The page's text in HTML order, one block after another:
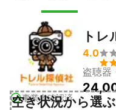
事業者確認済
トレ
4.0
盗聴器
空き状況から選ぶ